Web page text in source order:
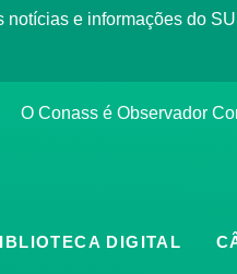
notícias e informações do
O Conass é Observador
DIGITAL